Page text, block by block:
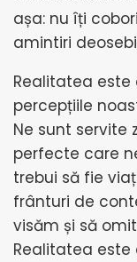
așa: nu îți
amintiri
Realitatea
percepțiile
Ne sunt servite
perfecte care
trebui să fie
frânturi de
visăm și să
Realitatea